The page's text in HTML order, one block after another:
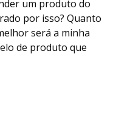
um produto do
por isso? Quanto
será a minha
de produto que